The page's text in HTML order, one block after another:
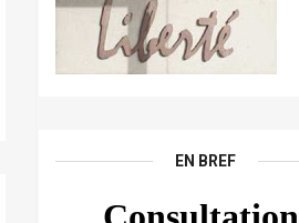
EN BREF